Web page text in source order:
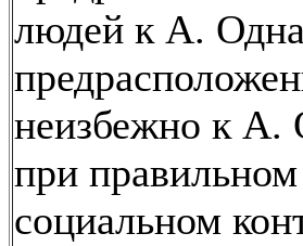
людей к А.
неизбежно к А.
при
социальном